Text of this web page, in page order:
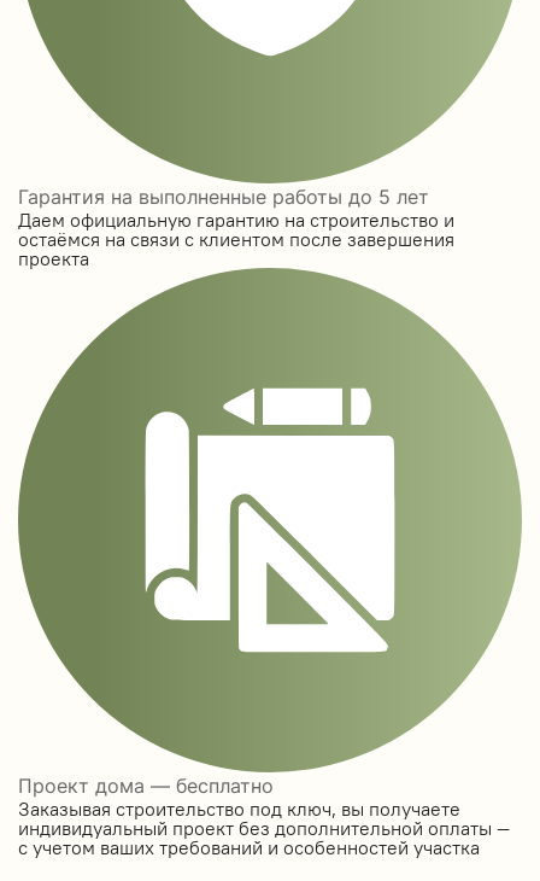
Гарантия на выполненные работы до 5 лет
Даем официальную гарантию на строительство и
остаёмся на связи с клиентом после завершения
проекта
Проект дома — бесплатно
Заказывая строительство под ключ, вы получаете
индивидуальный проект без дополнительной оплаты —
с учетом ваших требований и особенностей участка